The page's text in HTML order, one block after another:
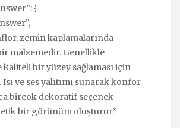
{
zemin kaplamalarında
malzemedir. Genellikle
kaliteli bir yüzey sağlaması için
ve ses yalıtımı sunarak konfor
birçok dekoratif seçenek
bir görünüm oluşturur.”